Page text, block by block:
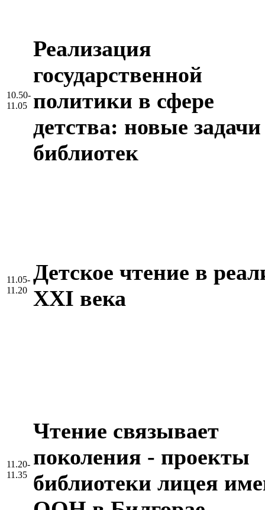
10.50-
11.05
Реализация
государственной
политики в сфере
детства: новые задачи
библиотек
11.05-
11.20
Детское чтение в
XXI века
11.20-
11.35
Чтение связывает
поколения - проекты
библиотеки лицея